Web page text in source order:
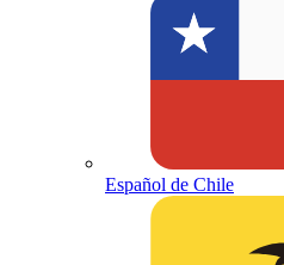
Español de Chile